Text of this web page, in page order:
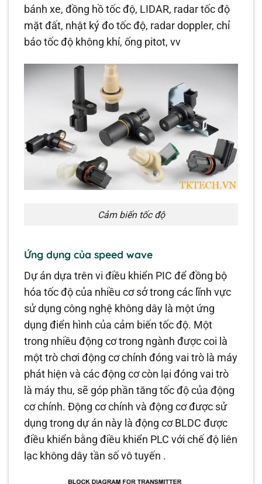
bánh xe, đồng hồ tốc độ, LIDAR, radar tốc độ
mặt đất, nhật ký đo tốc độ, radar doppler, chỉ
báo tốc độ không khí, ống pitot, vv
Cảm biến tốc độ
Ứng dụng của speed wave
Dự án dựa trên vi điều khiển PIC để đồng bộ
hóa tốc độ của nhiều cơ sở trong các lĩnh vực
sử dụng công nghệ không dây là một ứng
dụng điển hình của cảm biến tốc độ. Một
trong nhiều động cơ trong ngành được coi là
một trò chơi động cơ chính đóng vai trò là máy
phát hiện và các động cơ còn lại đóng vai trò
là máy thu, sẽ góp phần tăng tốc độ của động
cơ chính. Động cơ chính và động cơ được sử
dụng trong dự án này là động cơ BLDC được
điều khiển bằng điều khiển PLC với chế độ liên
lạc không dây tần số vô tuyến .